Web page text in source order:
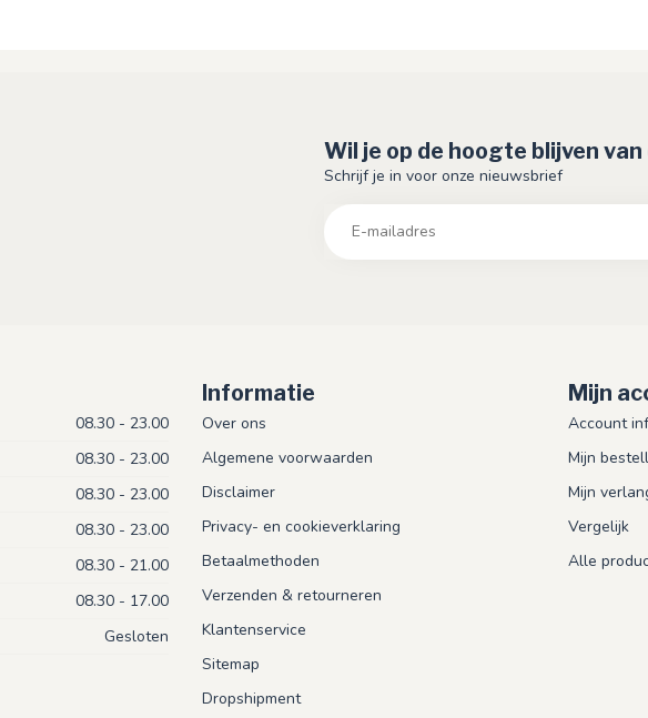
Wil je op de hoogte blijven
Schrijf je in voor onze nieuwsbrief
08.30 - 23.00
08.30 - 23.00
08.30 - 23.00
08.30 - 23.00
08.30 - 21.00
08.30 - 17.00
Gesloten
Informatie
Over ons
Algemene voorwaarden
Disclaimer
Privacy- en cookieverklaring
Betaalmethoden
Verzenden & retourneren
Klantenservice
Sitemap
Dropshipment
Mijn
Account
Mijn
Mijn
Vergelijk
Alle